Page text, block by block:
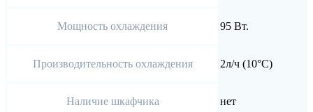
Мощность охлаждения 95 Вт.
Производительность охлаждения 2л/ч (10°C)
Наличие шкафчика нет